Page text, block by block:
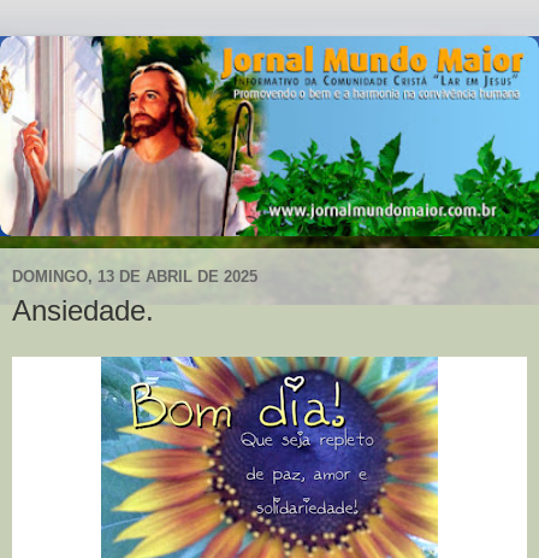
DOMINGO, 13 DE ABRIL DE 2025
Ansiedade.